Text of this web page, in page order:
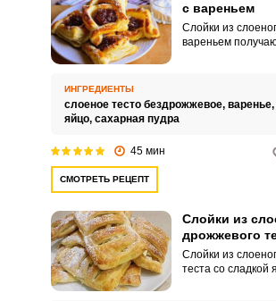
с вареньем
Слойки из
вареньем
кулинарное
вашего
ИНГРЕДИЕНТЫ
слоеное тесто бездрожжевое, варенье,
яйцо, сахарная пудра
45 мин
СМОТРЕТЬ РЕЦЕПТ
Слойки из
дрожжевого
Слойки из
теста со сладкой